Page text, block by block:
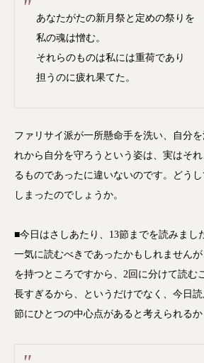
あなたがたの新月祭と定めの祭りを
私の魂は憎む。
それらのものは私には重荷であり
担うのに疲れ果てた。
ファリサイ派が一所懸命手を洗い、自分
れから自分を守ろうという姿は、実はそ
るものであったに違いないのです。どう
しまったのでしょうか。
■今日はさしあたり、13節までを読みまし
一気に読むべきであったかもしれません
を持つところですから、2回に分けて読む
長すぎるから、というだけでなく、今日
節にひとつの中心点があると考えられるか